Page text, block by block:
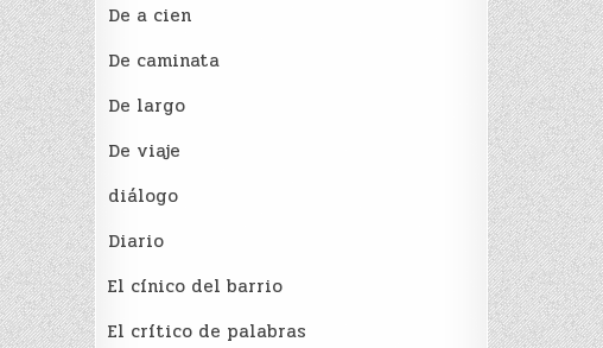
De a cien
De caminata
De largo
De viaje
diálogo
Diario
El cínico del barrio
El crí­tico de palabras